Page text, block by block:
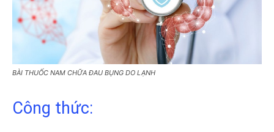
BÀI THUỐC NAM CHỮA ĐAU BỤNG DO LẠNH
Công thức: